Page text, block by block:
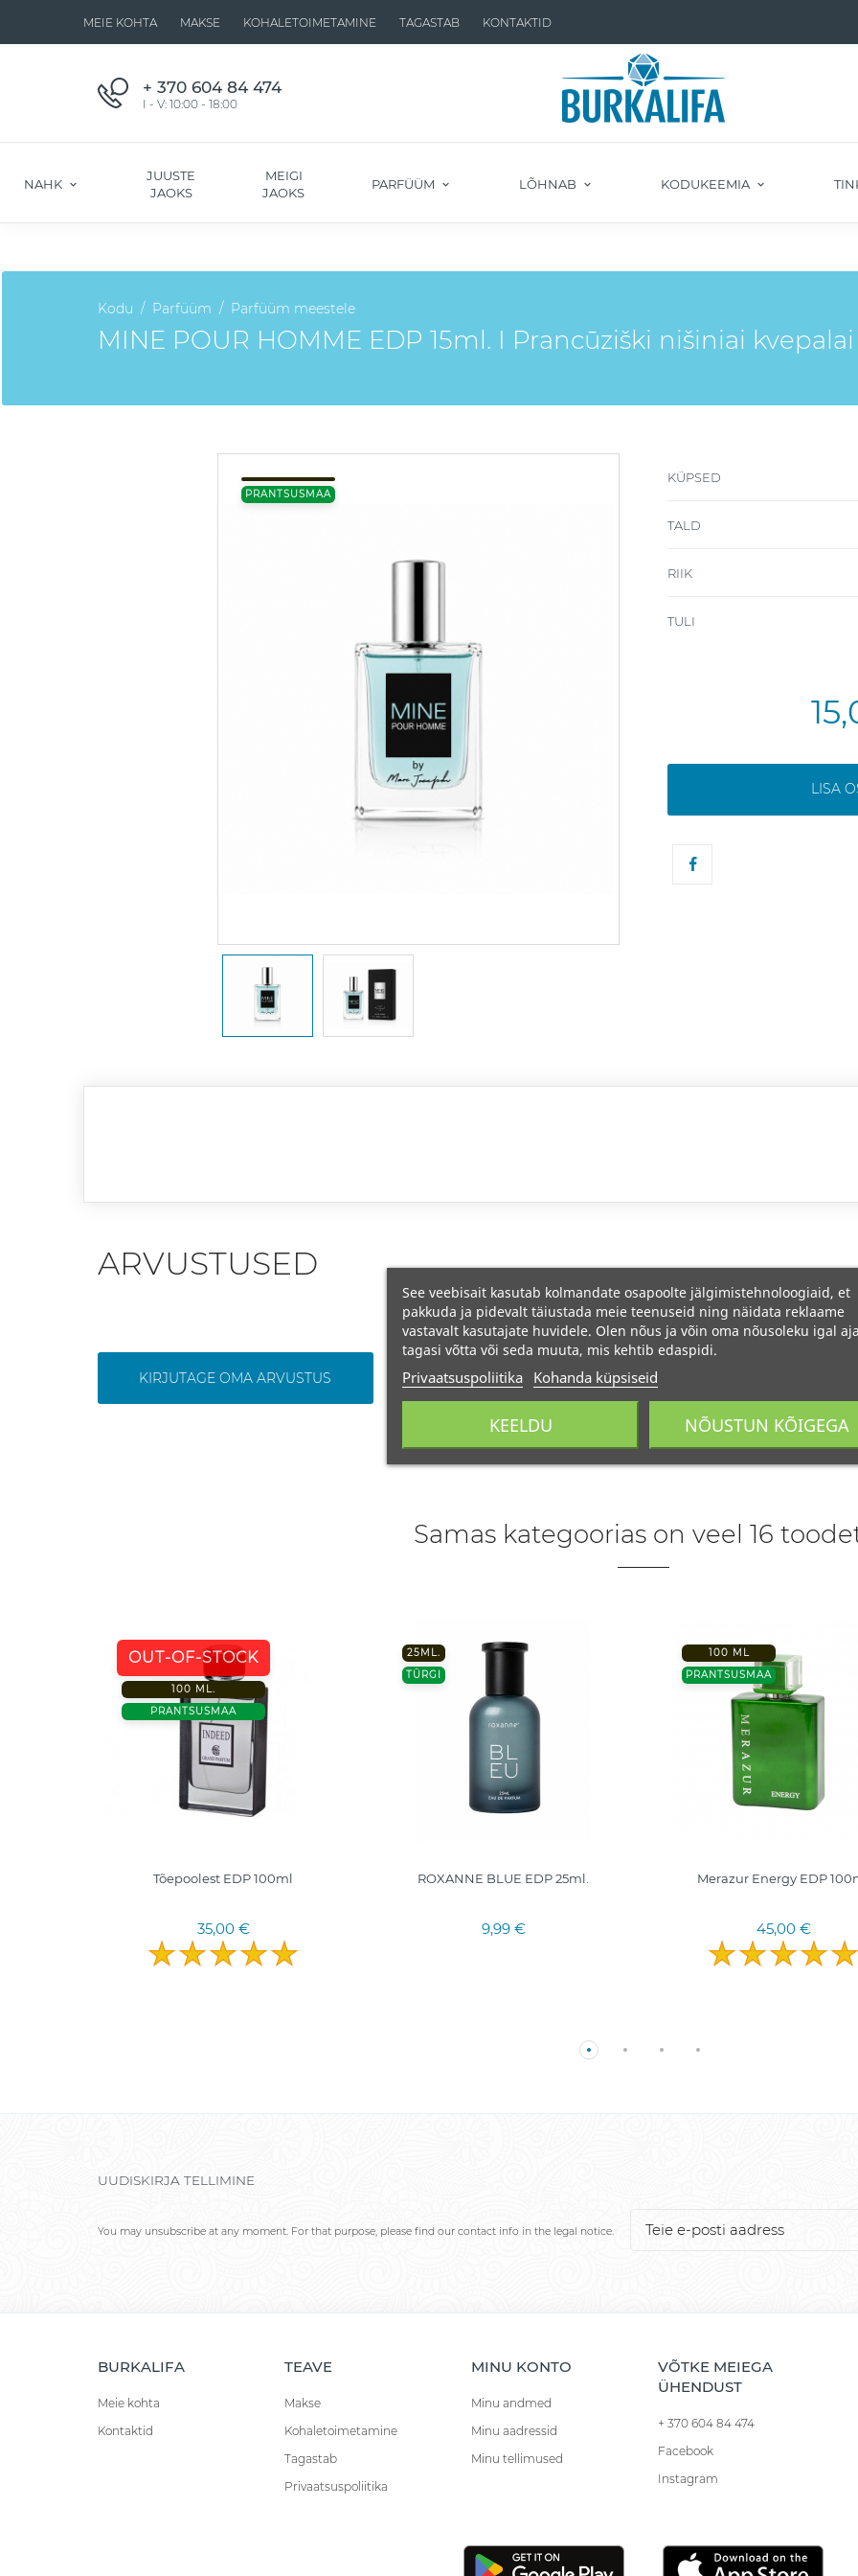
MEIE KOHTA MAKSE KOHALETOIMETAMINE TAGASTAB KONTAKTID
+ 370 604 84 474
I - V: 10:00 - 18:00
NAHK
JUUSTE
JAOKS
MEIGI
JAOKS
PARFÜÜM LÕHNAB KODUKEEMIA
Kodu Parfüüm Parfüüm meestele
MINE POUR HOMME EDP 15ml. I Prancūziški nišiniai kvepalai
PRANTSUSMAA
KÜPSED
TALD
RIIK
TULI
LISA
ARVUSTUSED
KIRJUTAGE OMA ARVUSTUS
Samas kategoorias on veel 16
OUT-OF-STOCK
100 ML.
PRANTSUSMAA
Tõepoolest EDP 100ml
35,00 €
25ML.
TÜRGI
ROXANNE BLUE EDP 25ml.
9,99 €
100 ML
PRANTSUSMAA
Merazur Energy EDP
45,00 €
UUDISKIRJA TELLIMINE
You may unsubscribe at any moment. For that purpose, please find our contact info in the legal notice.
BURKALIFA
Meie kohta
Kontaktid
TEAVE
Makse
Kohaletoimetamine
Tagastab
Privaatsuspoliitika
MINU KONTO
Minu andmed
Minu aadressid
Minu tellimused
VÕTKE MEIEGA
ÜHENDUST
+ 370 604 84 474
Facebook
Instagram
See veebisait kasutab kolmandate osapoolte jälgimistehnoloogiaid, et
pakkuda ja pidevalt täiustada meie teenuseid ning näidata reklaame
vastavalt kasutajate huvidele. Olen nõus ja võin oma nõusoleku igal
tagasi võtta või seda muuta, mis kehtib edaspidi.
Privaatsuspoliitika Kohanda küpsiseid
KEELDU NÕUSTUN KÕIGEGA